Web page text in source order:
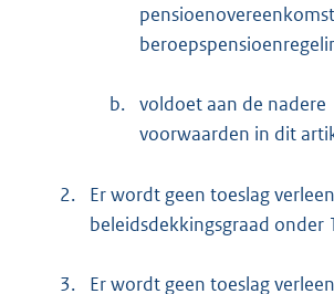
b. voldoet aan de nadere
voorwaarden in dit
2.
Er wordt geen toeslag
beleidsdekkingsgraad onder
3.
Er wordt geen toeslag